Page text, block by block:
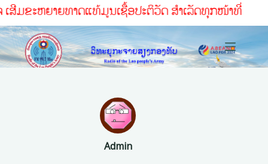
ປະຕິວັດ ສໍາເລັດທຸກໜ້າທ່ີ
Admin